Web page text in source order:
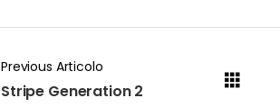
Previous Articolo
Stripe Generation 2